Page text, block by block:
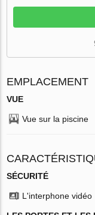
EMPLACEMENT
VUE
Vue sur la piscine
SÉCURITÉ
L'interphone vidéo